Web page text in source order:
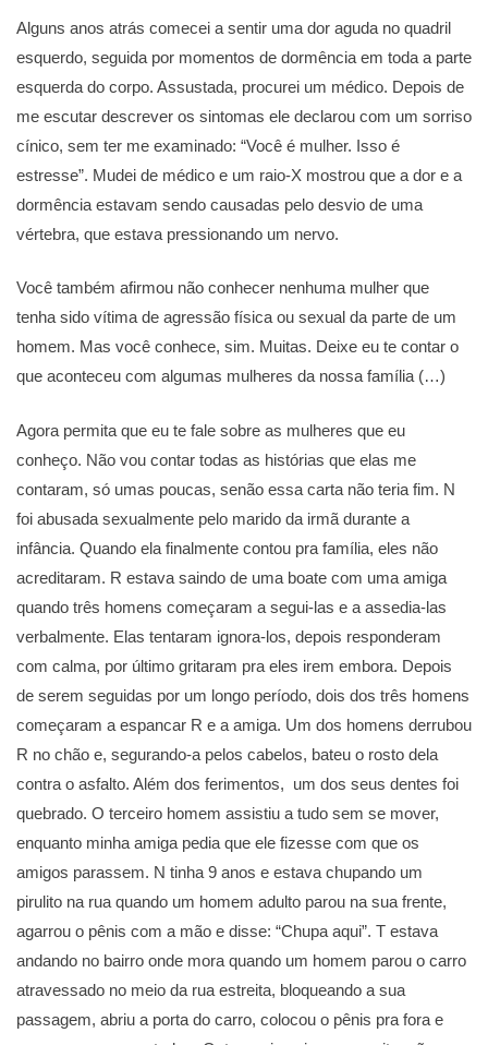
Alguns anos atrás comecei a sentir uma dor aguda no quadril
esquerdo, seguida por momentos de dormência em toda a parte
esquerda do corpo. Assustada, procurei um médico. Depois de
me escutar descrever os sintomas ele declarou com um sorriso
cínico, sem ter me examinado: “Você é mulher. Isso é
estresse”. Mudei de médico e um raio-X mostrou que a dor e a
dormência estavam sendo causadas pelo desvio de uma
vértebra, que estava pressionando um nervo.
Você também afirmou não conhecer nenhuma mulher que
tenha sido vítima de agressão física ou sexual da parte de um
homem. Mas você conhece, sim. Muitas. Deixe eu te contar o
que aconteceu com algumas mulheres da nossa família (…)
Agora permita que eu te fale sobre as mulheres que eu
conheço. Não vou contar todas as histórias que elas me
contaram, só umas poucas, senão essa carta não teria fim. N
foi abusada sexualmente pelo marido da irmã durante a
infância. Quando ela finalmente contou pra família, eles não
acreditaram. R estava saindo de uma boate com uma amiga
quando três homens começaram a segui-las e a assedia-las
verbalmente. Elas tentaram ignora-los, depois responderam
com calma, por último gritaram pra eles irem embora. Depois
de serem seguidas por um longo período, dois dos três homens
começaram a espancar R e a amiga. Um dos homens derrubou
R no chão e, segurando-a pelos cabelos, bateu o rosto dela
contra o asfalto. Além dos ferimentos, um dos seus dentes foi
quebrado. O terceiro homem assistiu a tudo sem se mover,
enquanto minha amiga pedia que ele fizesse com que os
amigos parassem. N tinha 9 anos e estava chupando um
pirulito na rua quando um homem adulto parou na sua frente,
agarrou o pênis com a mão e disse: “Chupa aqui”. T estava
andando no bairro onde mora quando um homem parou o carro
atravessado no meio da rua estreita, bloqueando a sua
passagem, abriu a porta do carro, colocou o pênis pra fora e